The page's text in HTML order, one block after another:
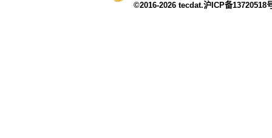
©2016-2026 tecdat.沪ICP备13720518